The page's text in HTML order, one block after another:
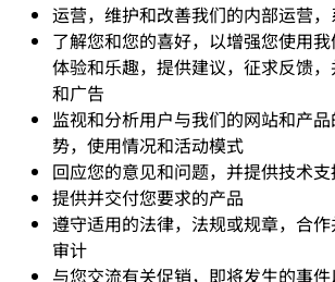
运营，维护和改善我们的内部运营
了解您和您的喜好，以增强您使用
体验和乐趣，提供建议，征求反馈
和广告
监视和分析用户与我们的网站和产
势，使用情况和活动模式
回应您的意见和问题，并提供技术支
提供并交付您要求的产品
遵守适用的法律，法规或规章，合
审计
与您交流有关促销，即将发生的事